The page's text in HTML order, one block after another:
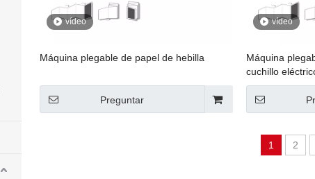
vídeo
Máquina plegable de papel de hebilla
Preguntar
vídeo
Máquina
cuchillo
1 2